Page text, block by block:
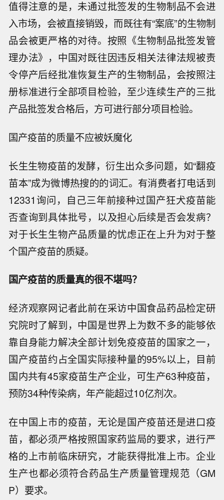
值得注意的是，未通过批签发的生物制品不会进
入市场，会被直接销毁，而既往有“案底”的生物制
品会被更严格的对待。按照《生物制品批签发管
理办法》，中国对既往因违反相关法律法规被责
令停产后经批准恢复生产的生物制品，会按照注
册标准进行全部项目检验，至少连续生产的三批
产品批签发合格后，方可进行部分项目检验。
国产疫苗的质量不应被妖魔化
长生生物疫苗的发酵，衍生出众多问题，如“翻疫
苗本”成为微博热搜的的词汇。有消费者打电话到
12331询问，自己三年前接种过国产狂犬疫苗能
否查询到具体批号，以及担心后续是否会发病？
对于长生生物产品质量的忧虑正在上升为对于整
个国产疫苗的质疑。
国产疫苗的质量真的很不堪吗？
经济观察网记者此前在采访中国食品药品检定研
究院时了解到，中国是世界上为数不多的能够依
靠自身能力解决全部计划免疫疫苗的国家之一，
国产疫苗约占全国实际接种量的95%以上，目前
国内共有45家疫苗生产企业，可生产63种疫苗，
预防34种传染病，年产能超过10亿剂次。
在中国上市的疫苗，无论是国产疫苗还是进口疫
苗，都必须严格按照国家药监局的要求，进行严
格的上市前临床研究，才能获得批准上市。企业
生产也都必须符合药品生产质量管理规范（GM
P）要求。